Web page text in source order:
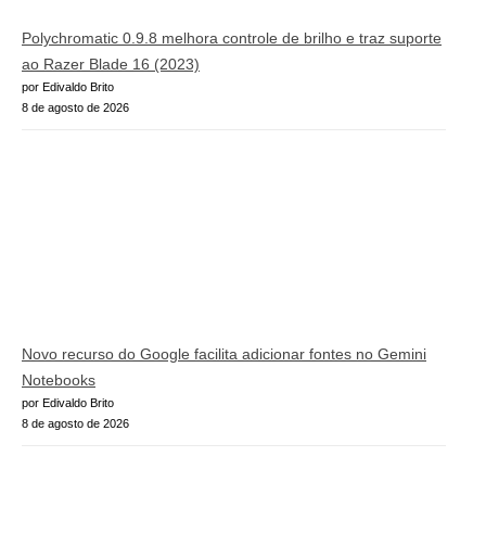
Polychromatic 0.9.8 melhora controle de brilho e traz suporte
ao Razer Blade 16 (2023)
por Edivaldo Brito
8 de agosto de 2026
Novo recurso do Google facilita adicionar fontes no Gemini
Notebooks
por Edivaldo Brito
8 de agosto de 2026